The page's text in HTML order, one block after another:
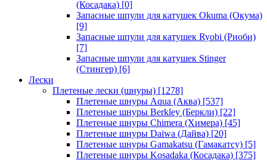
(Косадака) [0]
Запасные шпули для катушек Okuma (Окума)
[9]
Запасные шпули для катушек Ryobi (Риоби)
[7]
Запасные шпули для катушек Stinger
(Стингер) [6]
Лески
Плетеные лески (шнуры) [1278]
Плетеные шнуры Aqua (Аква) [537]
Плетеные шнуры Berkley (Беркли) [22]
Плетеные шнуры Chimera (Химера) [45]
Плетеные шнуры Daiwa (Дайва) [20]
Плетеные шнуры Gamakatsu (Гамакатсу) [5]
Плетеные шнуры Kosadaka (Косадака) [375]